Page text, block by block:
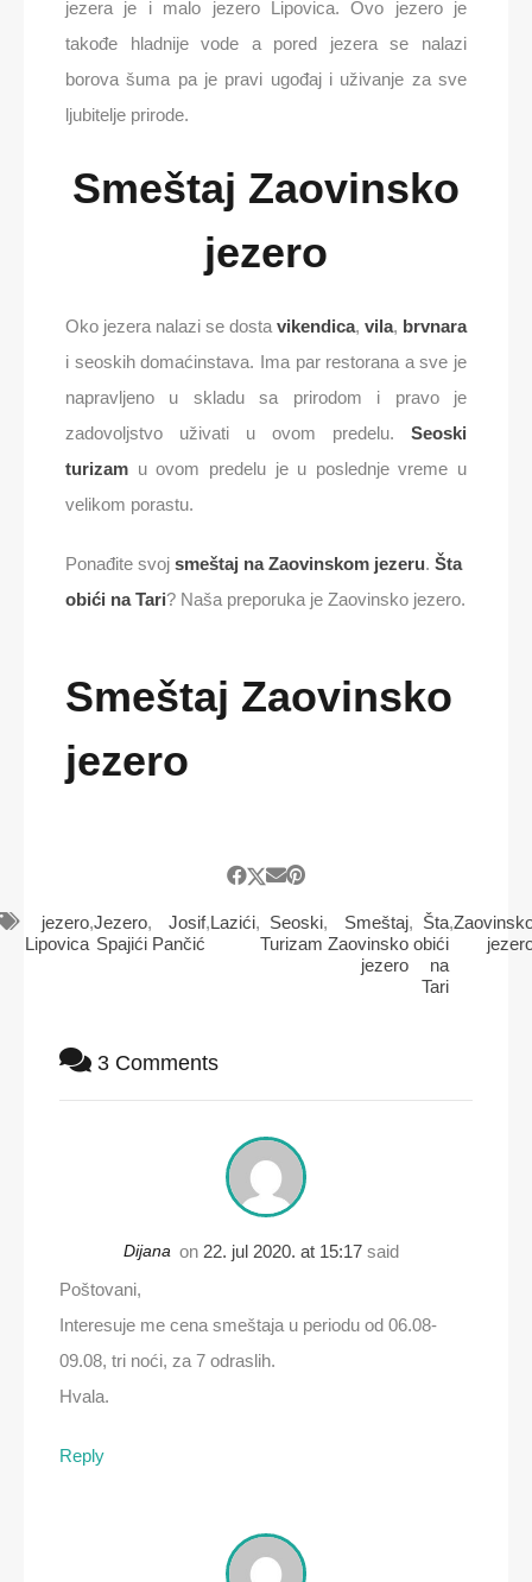
jezera je i malo jezero Lipovica. Ovo jezero je
takođe hladnije vode a pored jezera se nalazi
borova šuma pa je pravi ugođaj i uživanje za sve
ljubitelje prirode.
Smeštaj Zaovinsko
jezero
Oko jezera nalazi se dosta vikendica, vila, brvnara
i seoskih domaćinstava. Ima par restorana a sve je
napravljeno u skladu sa prirodom i pravo je
zadovoljstvo uživati u ovom predelu. Seoski
turizam u ovom predelu je u poslednje vreme u
velikom porastu.
Ponađite svoj smeštaj na Zaovinskom jezeru. Šta
obići na Tari? Naša preporuka je Zaovinsko jezero.
Smeštaj Zaovinsko
jezero
jezero
Lipovica
,Jezero
Spajići
,
Josif
Pančić
,Lazići, Seoski
Turizam
,
Smeštaj
Zaovinsko
jezero
, Šta
obići
na
Tari
,
3 Comments
Dijana on 22. jul 2020. at 15:17 said
Poštovani,
Interesuje me cena smeštaja u periodu od 06.08-
09.08, tri noći, za 7 odraslih.
Hvala.
Reply